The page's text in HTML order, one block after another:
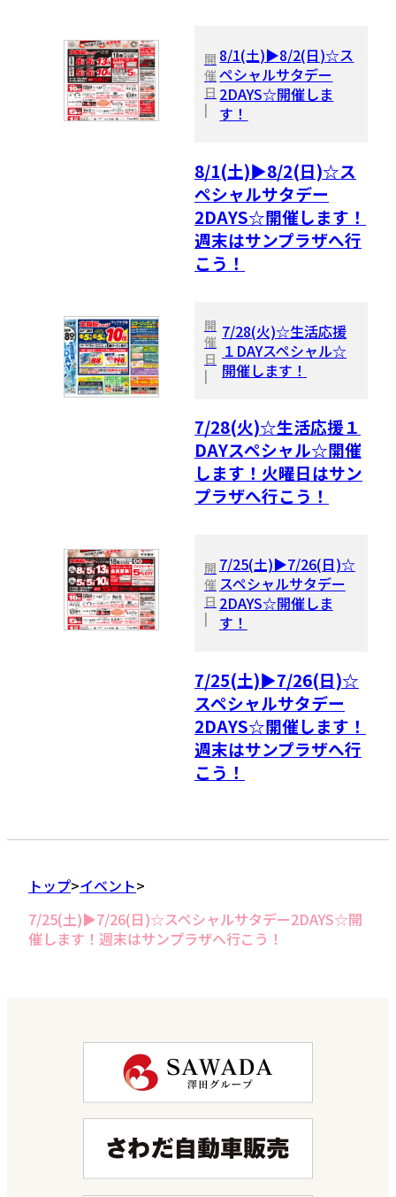
開
催
日
|
8/1(土)▶8/2(日)☆ス
ペシャルサタデー
2DAYS☆開催しま
す！
8/1(土)▶8/2(日)☆ス
ペシャルサタデー
2DAYS☆開催します！
週末はサンプラザへ行
こう！
開
催
日
|
7/28(火)☆生活応援
１DAYスペシャル☆
開催します！
7/28(火)☆生活応援１
DAYスペシャル☆開催
します！火曜日はサン
プラザへ行こう！
開
催
日
|
7/25(土)▶7/26(日)☆
スペシャルサタデー
2DAYS☆開催しま
す！
7/25(土)▶7/26(日)☆
スペシャルサタデー
2DAYS☆開催します！
週末はサンプラザへ行
こう！
トップ イベント
7/25(土)▶7/26(日)☆スペシャルサタデー2DAYS☆開
催します！週末はサンプラザへ行こう！